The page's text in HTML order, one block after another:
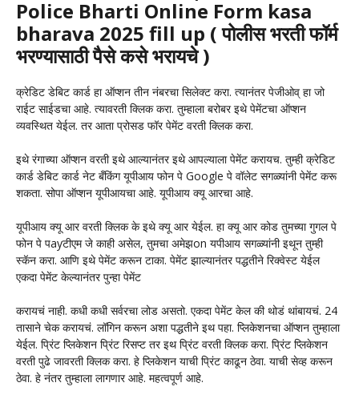
Police Bharti Online Form kasa
bharava 2025 fill up ( पोलीस भरती फॉर्म
भरण्यासाठी पैसे कसे भरायचे )
क्रेडिट डेबिट कार्ड हा ऑप्शन तीन नंबरचा सिलेक्ट करा. त्यानंतर पेजीओव् हा जो
राईट साईडचा आहे. त्यावरती क्लिक करा. तुम्हाला बरोबर इथे पेमेंटचा ऑप्शन
व्यवस्थित येईल. तर आता प्रोसड फॉर पेमेंट वरती क्लिक करा.
इथे रंगाच्या ऑप्शन वरती इथे आल्यानंतर इथे आपल्याला पेमेंट करायच. तुम्ही क्रेडिट
कार्ड डेबिट कार्ड नेट बँकिंग यूपीआय फोन पे Google पे वॉलेट सगळ्यांनी पेमेंट करू
शकता. सोपा ऑप्शन यूपीआयचा आहे. यूपीआय क्यू आरचा आहे.
यूपीआय क्यू आर वरती क्लिक के इथे क्यू आर येईल. हा क्यू आर कोड तुमच्या गुगल पे
फोन पे पayटीएम जे काही असेल, तुमचा अमेझon यपीआय सगळ्यांनी इथून तुम्ही
स्कॅन करा. आणि इथे पेमेंट करून टाका. पेमेंट झाल्यानंतर पद्धतीने रिक्वेस्ट येईल
एकदा पेमेंट केल्यानंतर पुन्हा पेमेंट
करायचं नाही. कधी कधी सर्वरचा लोड असतो. एकदा पेमेंट केल की थोडं थांबायचं. 24
तासाने चेक करायचं. लॉगिन करून अशा पद्धतीने इथ पहा. प्लिकेशनचा ऑप्शन तुम्हाला
येईल. प्रिंट प्लिकेशन प्रिंट रिसप्ट तर इथ प्रिंट वरती क्लिक करा. प्रिंट प्लिकेशन
वरती पुढे जावरती क्लिक करा. हे प्लिकेशन याची प्रिंट काढून ठेवा. याची सेव्ह करून
ठेवा. हे नंतर तुम्हाला लागणार आहे. महत्वपूर्ण आहे.